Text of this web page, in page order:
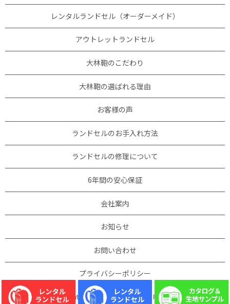
レンタルランドセル（オーダーメイド）
アウトレットランドセル
大林鞄のこだわり
大林鞄の選ばれる理由
お客様の声
ランドセルのお手入れ方法
ランドセルの修理について
6年間の安心保証
会社案内
お知らせ
お問い合わせ
プライバシーポリシー
Copyright © 大林鞄製作所 All Rights Reserved.